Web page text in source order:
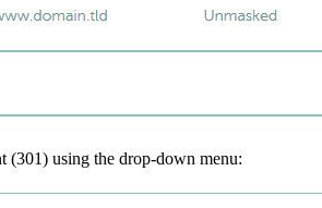
(301) using the drop-down menu: